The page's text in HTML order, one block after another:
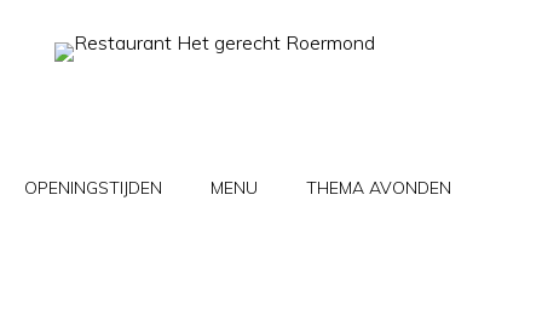
OPENINGSTIJDEN MENU THEMA AVONDEN